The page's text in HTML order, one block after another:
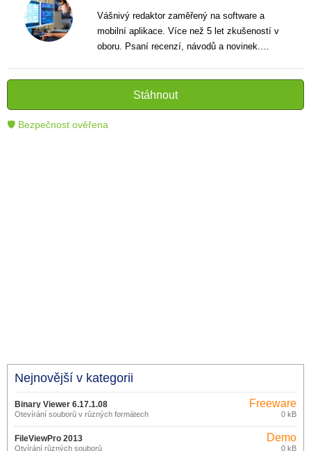
Vášnivý redaktor zaměřený na software a
mobilní aplikace. Více než 5 let zkušeností v
oboru. Psaní recenzí, návodů a novinek.
pomáhají čtenářům lépe porozumět a využít
moderní technologie.
Stáhnout
🛡 Bezpečnost ověřena
Nejnovější v kategorii
Binary Viewer 6.17.1.08
Otevírání souborů v různých formátech
Freeware
0 kB
FileViewPro 2013
Otvírání různých souborů
Demo
0 kB